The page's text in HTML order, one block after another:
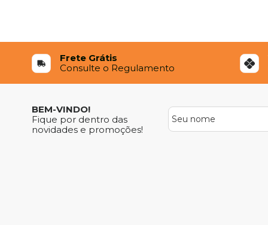
Frete Grátis
Consulte o Regulamento
BEM-VINDO!
Fique por dentro das
novidades e promoções!